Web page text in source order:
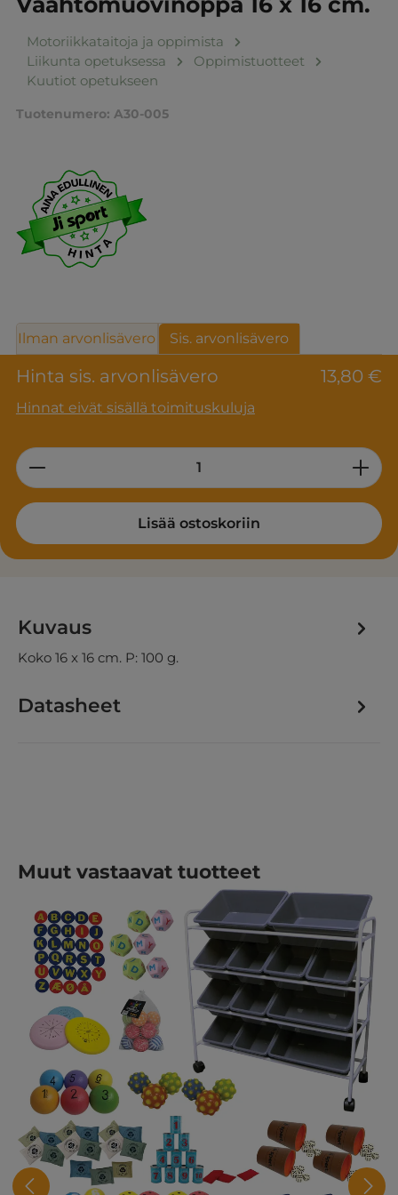
Motoriikkataitoja ja oppimista
Liikunta opetuksessa
Oppimistuotteet
Kuutiot opetukseen
Tuotenumero: A30-005
Hinta sis. arvonlisävero 13,80 €
Hinnat eivät sisällä toimituskuluja
Ilman arvonlisävero Sis. arvonlisävero
Product Quantity: Enter the desired
Lisää ostoskoriin
Kuvaus
Koko 16 x 16 cm. P: 100 g.
Datasheet
Ohita tuotegalleria
Muut vastaavat tuotteet